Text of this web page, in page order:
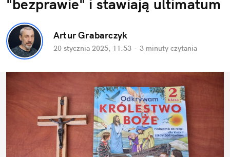
"bezprawie" i stawiają ultimatum
Artur Grabarczyk
20 stycznia 2025, 11:53 · 3 minuty czytania